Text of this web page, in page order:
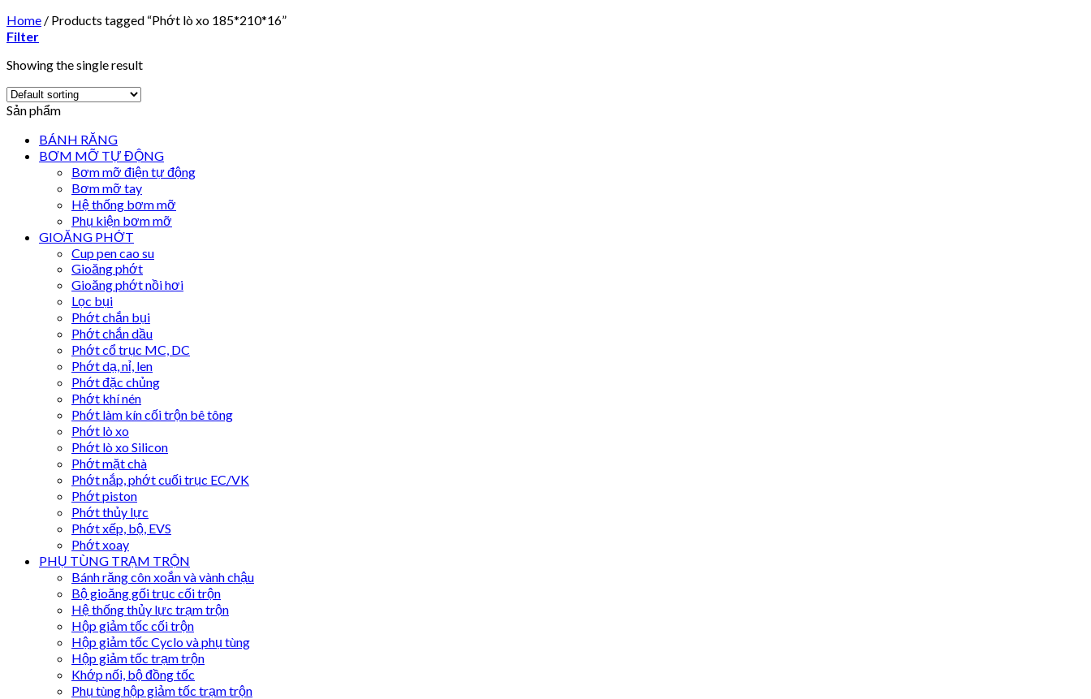
Home / Products tagged “Phớt lò xo 185*210*16”
Filter
Showing the single result
Sản phẩm
BÁNH RĂNG
BƠM MỠ TỰ ĐỘNG
Bơm mỡ điện tự động
Bơm mỡ tay
Hệ thống bơm mỡ
Phụ kiện bơm mỡ
GIOĂNG PHỚT
Cup pen cao su
Gioăng phớt
Gioăng phớt nồi hơi
Lọc bụi
Phớt chắn bụi
Phớt chắn dầu
Phớt cổ trục MC, DC
Phớt dạ, nỉ, len
Phớt đặc chủng
Phớt khí nén
Phớt làm kín cối trộn bê tông
Phớt lò xo
Phớt lò xo Silicon
Phớt mặt chà
Phớt nắp, phớt cuối trục EC/VK
Phớt piston
Phớt thủy lực
Phớt xếp, bộ, EVS
Phớt xoay
PHỤ TÙNG TRẠM TRỘN
Bánh răng côn xoắn và vành chậu
Bộ gioăng gối trục cối trộn
Hệ thống thủy lực trạm trộn
Hộp giảm tốc cối trộn
Hộp giảm tốc Cyclo và phụ tùng
Hộp giảm tốc trạm trộn
Khớp nối, bộ đồng tốc
Phụ tùng hộp giảm tốc trạm trộn